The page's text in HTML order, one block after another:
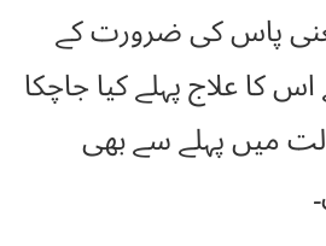
پاس کی ضرورت کے
کا علاج پہلے کیا جاچکا
میں پہلے سے بھی